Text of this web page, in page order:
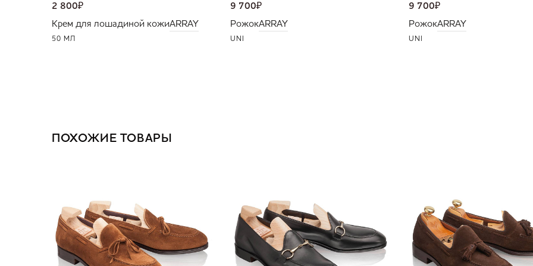
2 800₽
Крем для лошадиной кожиARRAY
50 МЛ
9 700₽
РожокARRAY
UNI
9 700₽
РожокARRAY
UNI
ПОХОЖИЕ ТОВАРЫ